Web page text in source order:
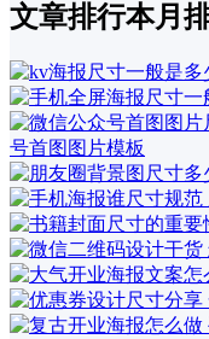
文章排行本月
号首图图片模板